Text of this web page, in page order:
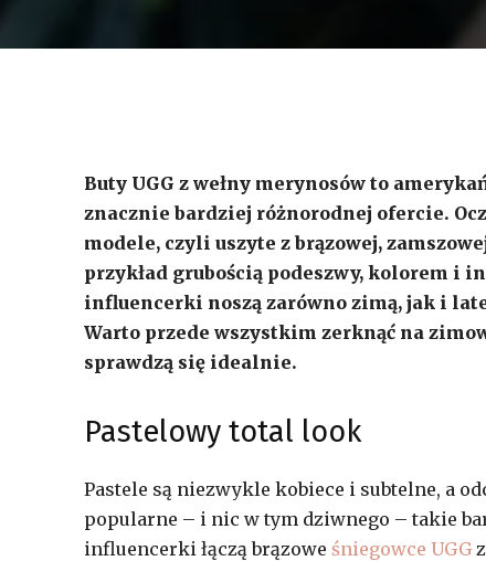
Buty UGG z wełny merynosów to
znacznie bardziej różnorodnej ofercie.
modele, czyli uszyte z brązowej,
przykład grubością podeszwy, kolorem i
influencerki noszą zarówno zimą, jak i
Warto przede wszystkim zerknąć na
sprawdzą się idealnie.
Pastelowy total look
Pastele są niezwykle kobiece i subtelne, a
popularne – i nic w tym dziwnego – takie
influencerki łączą brązowe śniegowce UGG